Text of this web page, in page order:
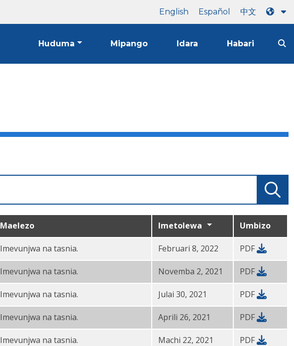
English Español 中文
Huduma Mipango Idara Habari
Maelezo Imetolewa Umbizo
Imevunjwa na tasnia. Februari 8, 2022 PDF
Imevunjwa na tasnia. Novemba 2, 2021 PDF
Imevunjwa na tasnia. Julai 30, 2021 PDF
Imevunjwa na tasnia. Aprili 26, 2021 PDF
Imevunjwa na tasnia. Machi 22, 2021 PDF